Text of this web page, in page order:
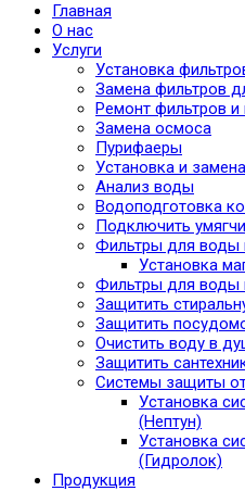
Главная
О нас
Услуги
Установка
Замена фильтров
Ремонт фильтров и
Замена осмоса
Пурифаеры
Установка и
Анализ воды
Водоподготовка
Подключить
Фильтры для воды
Установка
Фильтры для воды
Защитить
Защитить
Очистить воду в
Защитить
Системы защиты
Установка
(Нептун)
Установка
(Гидролок)
Продукция